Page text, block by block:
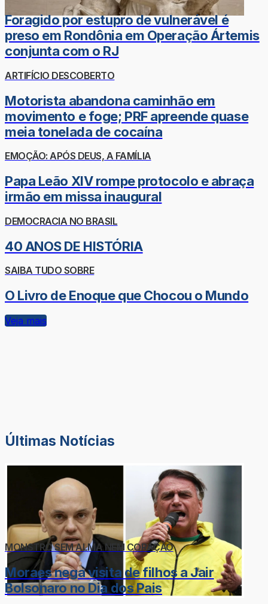
Foragido por estupro de vulnerável é
preso em Rondônia em Operação Ártemis
conjunta com o RJ
ARTIFÍCIO DESCOBERTO
Motorista abandona caminhão em
movimento e foge; PRF apreende quase
meia tonelada de cocaína
EMOÇÃO: APÓS DEUS, A FAMÍLIA
Papa Leão XIV rompe protocolo e abraça
irmão em missa inaugural
DEMOCRACIA NO BRASIL
40 ANOS DE HISTÓRIA
SAIBA TUDO SOBRE
O Livro de Enoque que Chocou o Mundo
Veja mais
Últimas Notícias
MONSTRO SEM ALMA NEM CORAÇÃO
Moraes nega visita de filhos a Jair
Bolsonaro no Dia dos Pais